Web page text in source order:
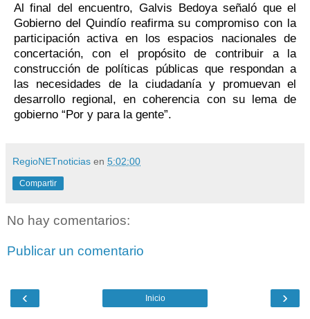
Al final del encuentro, Galvis Bedoya señaló que el
Gobierno del Quindío reafirma su compromiso con la
participación activa en los espacios nacionales de
concertación, con el propósito de contribuir a la
construcción de políticas públicas que respondan a
las necesidades de la ciudadanía y promuevan el
desarrollo regional, en coherencia con su lema de
gobierno “Por y para la gente”.
RegioNETnoticias en 5:02:00
Compartir
No hay comentarios:
Publicar un comentario
‹ ›
Inicio